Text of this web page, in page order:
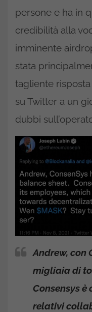
persone e ha in
credibilità alla
imminente
stata
tagliente
su Twitter a un
dubbi
Andrew, con
migliaia di
Consensys
relativi